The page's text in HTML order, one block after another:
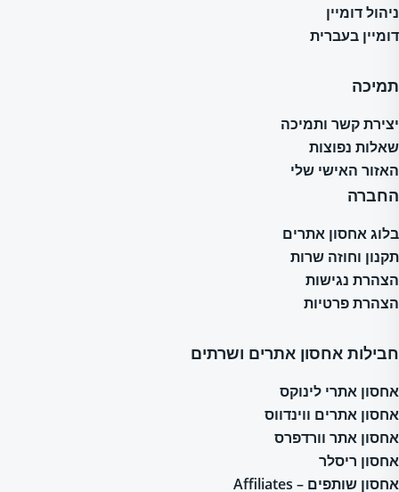
ניהול דומיין
דומיין בעברית
תמיכה
יצירת קשר ותמיכה
שאלות נפוצות
האזור האישי שלי
החברה
בלוג אחסון אתרים
תקנון וחוזה שרות
הצהרת נגישות
הצהרת פרטיות
חבילות אחסון אתרים ושרתים
אחסון אתרי לינוקס
אחסון אתרים ווינדווס
אחסון אתר וורדפרס
אחסון ריסלר
אחסון שותפים – Affiliates